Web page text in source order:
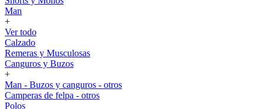
Man
+
Ver todo
Calzado
Remeras y Musculosas
Canguros y Buzos
+
Man - Buzos y canguros - otros
Camperas de felpa - otros
Polos